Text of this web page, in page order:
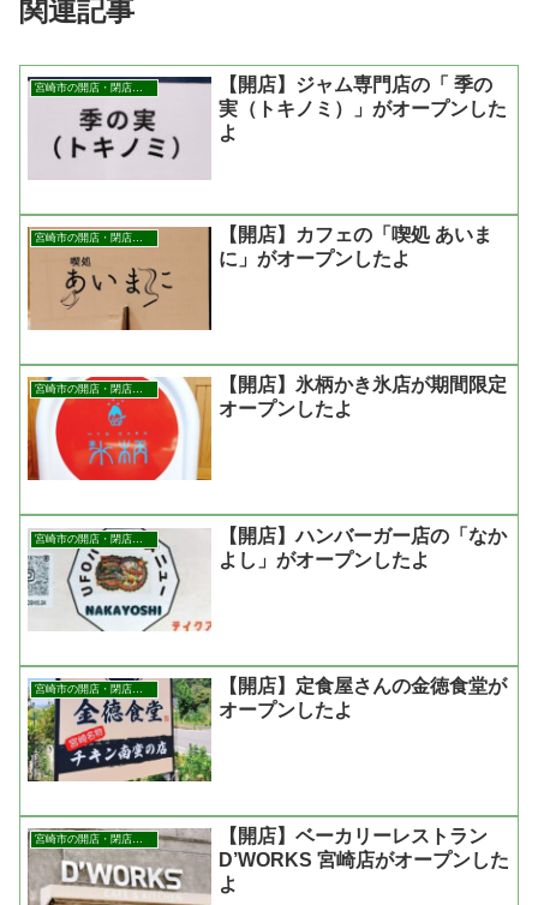
関連記事
宮崎市の開店・閉店まとめ
【開店】ジャム専門店の「 季の
実（トキノミ）」がオープンした
よ
宮崎市の開店・閉店まとめ
【開店】カフェの「喫処 あいま
に」がオープンしたよ
【開店】氷柄かき氷店が期間限定
オープンしたよ
【開店】ハンバーガー店の「なか
よし」がオープンしたよ
宮崎市の開店・閉店まとめ
【開店】定食屋さんの金徳食堂が
オープンしたよ
宮崎市の開店・閉店まとめ
【開店】ベーカリーレストラン
D’WORKS 宮崎店がオープンした
よ